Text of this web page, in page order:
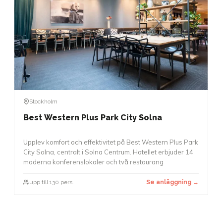
Stockholm
Best Western Plus Park City Solna
Upplev komfort och effektivitet på Best Western Plus Park
City Solna, centralt i Solna Centrum. Hotellet erbjuder 14
moderna konferenslokaler och två restaurang
upp till 130 pers. Se anläggning →